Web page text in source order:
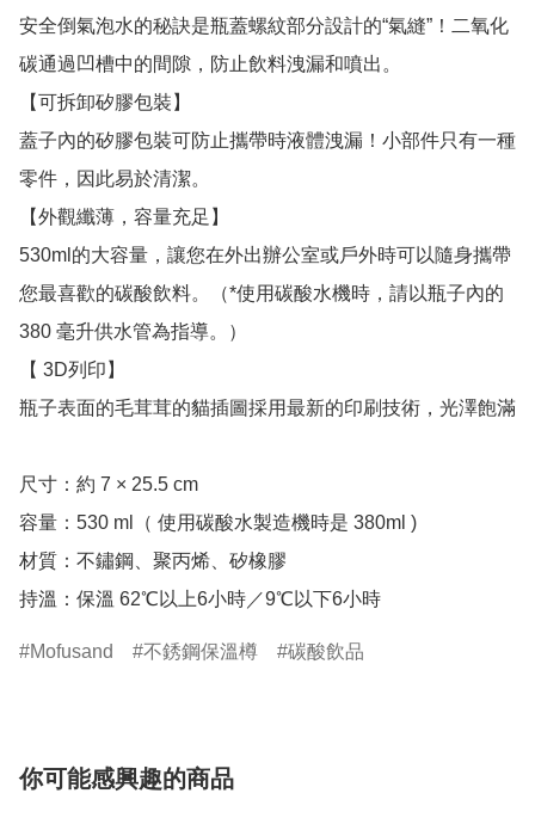
安全倒氣泡水的秘訣是瓶蓋螺紋部分設計的“氣縫”！二氧化
碳通過凹槽中的間隙，防止飲料洩漏和噴出。
【可拆卸矽膠包裝】
蓋子內的矽膠包裝可防止攜帶時液體洩漏！小部件只有一種
零件，因此易於清潔。
【外觀纖薄，容量充足】
530ml的大容量，讓您在外出辦公室或戶外時可以隨身攜帶
您最喜歡的碳酸飲料。（*使用碳酸水機時，請以瓶子內的
380 毫升供水管為指導。）
【 3D列印】
瓶子表面的毛茸茸的貓插圖採用最新的印刷技術，光澤飽滿
尺寸：約 7 × 25.5 cm
容量：530 ml（ 使用碳酸水製造機時是 380ml )
材質：不鏽鋼、聚丙烯、矽橡膠
持溫：保溫 62℃以上6小時／9℃以下6小時
Mofusand 不銹鋼保溫樽 碳酸飲品
你可能感興趣的商品